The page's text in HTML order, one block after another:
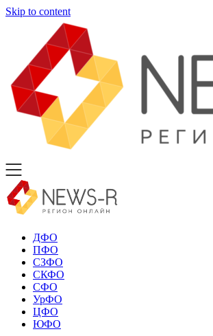
Skip to content
ДФО
ПФО
СЗФО
СКФО
СФО
УрФО
ЦФО
ЮФО